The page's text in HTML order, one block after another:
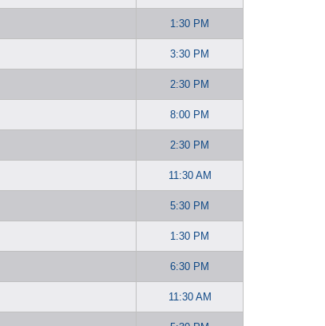
1:30 PM
3:30 PM
2:30 PM
8:00 PM
2:30 PM
11:30 AM
5:30 PM
1:30 PM
6:30 PM
11:30 AM